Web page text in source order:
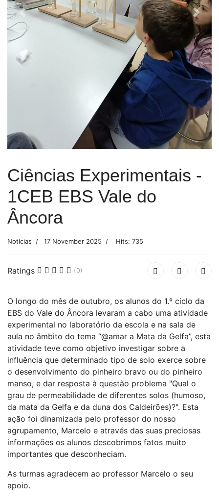
Previous Next
Ciências Experimentais -
1CEB EBS Vale do
Âncora
Notícias 17 November 2025 Hits: 735
Ratings (0)
O longo do mês de outubro, os alunos do 1.º ciclo da
EBS do Vale do Âncora levaram a cabo uma atividade
experimental no laboratório da escola e na sala de
aula no âmbito do tema “@amar a Mata da Gelfa”, esta
atividade teve como objetivo investigar sobre a
influência que determinado tipo de solo exerce sobre
o desenvolvimento do pinheiro bravo ou do pinheiro
manso, e dar resposta à questão problema "Qual o
grau de permeabilidade de diferentes solos (humoso,
da mata da Gelfa e da duna dos Caldeirões)?". Esta
ação foi dinamizada pelo professor do nosso
agrupamento, Marcelo e através das suas preciosas
informações os alunos descobrimos fatos muito
importantes que desconheciam.
As turmas agradecem ao professor Marcelo o seu
apoio.